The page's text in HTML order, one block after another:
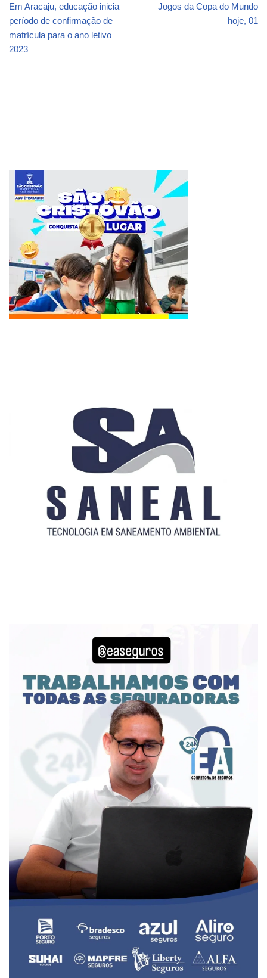
Em Aracaju, educação inicia
período de confirmação de
matrícula para o ano letivo
2023
Jogos da Copa do Mundo
hoje, 01